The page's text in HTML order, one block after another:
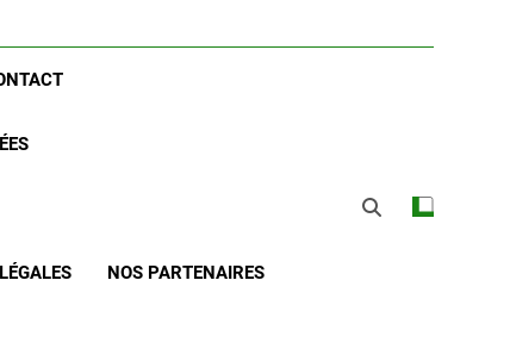
NOS PARTENAIRES